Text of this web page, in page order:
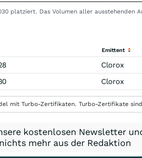
platziert. Das Volumen aller ausstehenden
Emittent
Clorox
Clorox
mit Turbo-Zertifikaten. Turbo-Zertifikate
kostenlosen Newsletter
mehr aus der Redaktion